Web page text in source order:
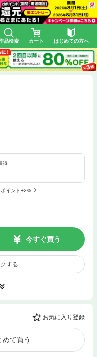
品検索 カート はじめての方へ
得
イント+2%
今すぐ買う
する
お気に入り登録
めて買う